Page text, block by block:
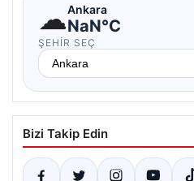
☁Ankara
NaN°C
ŞEHIR SEÇ
Bizi Takip Edin